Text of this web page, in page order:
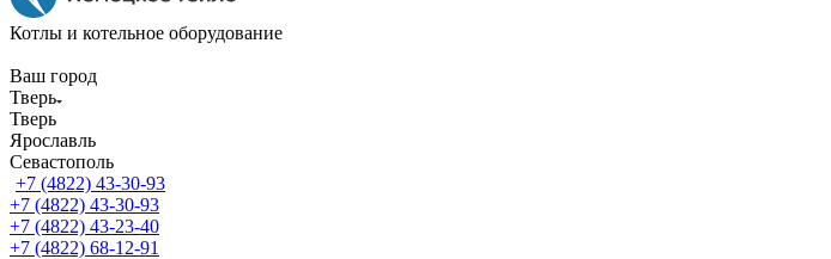
Котлы и котельное оборудование
Ваш город
Тверь
Тверь
Ярославль
Севастополь
+7 (4822) 43-30-93
+7 (4822) 43-30-93
+7 (4822) 43-23-40
+7 (4822) 68-12-91